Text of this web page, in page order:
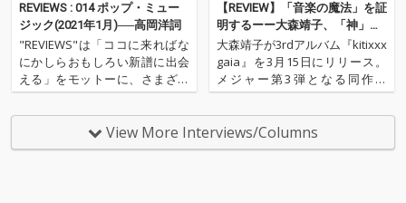
REVIEWS : 014 ポップ・ミュー
ジック(2021年1月)──高岡洋詞
"REVIEWS"は「ココに来ればな
にかしらおもしろい新譜に出会
える」をモットーに、さまざま
な書き手が新譜（基本2～3ヶ月
ターム）を中心に9枚（＋α）の
作品を厳選し、紹介するコーナ
ーです（ときに旧譜も）。今回
【REVIEW】「音楽の魔法」を証
明するーー大森靖子、「神」を
テーマにした新アルバムをリリ
ース
大森靖子が3rdアルバム『kitixxx
gaia』を3月15日にリリース。
メジャー第3弾となる同作は
様々なアーティストとのコラボ
レーションに特化した作品に。
人気のシングル曲、fox capture
planをゲストに迎えた「ドグ
View More Interviews/Columns